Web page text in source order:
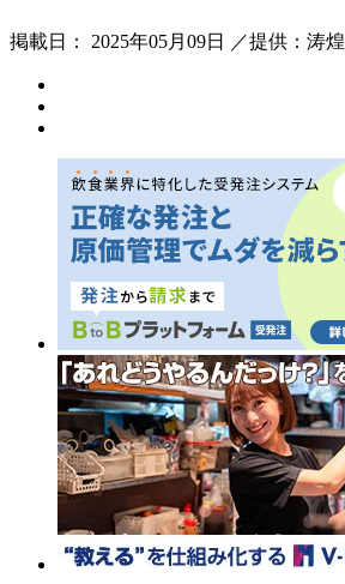
掲載日： 2025年05月09日 ／提供：涛煌